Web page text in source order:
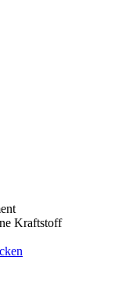
Kraftstoff